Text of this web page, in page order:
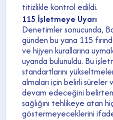
titizlikle kontrol edildi.
115 İşletmeye Uyarı
Denetimler sonucunda,
günden bu yana 115
ve hijyen kurallarına
uyarıda bulunuldu. Bu
standartlarını
almaları için belirli
devam edeceğini
sağlığını tehlikeye atan
göstermeyeceklerini